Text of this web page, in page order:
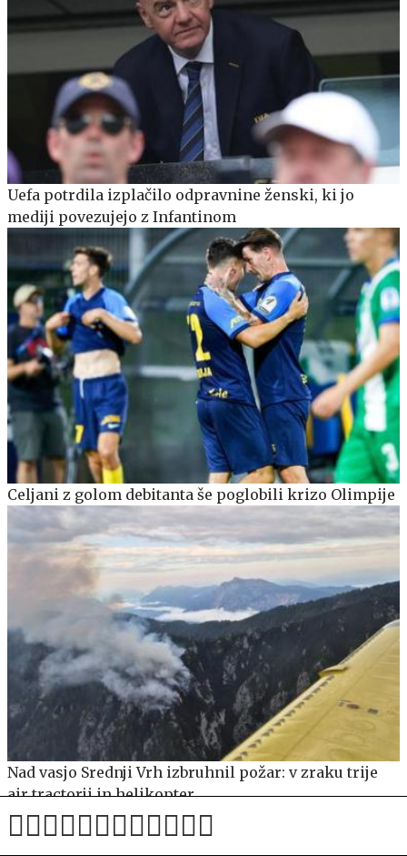
Uefa potrdila izplačilo odpravnine ženski, ki jo
mediji povezujejo z Infantinom
Celjani z golom debitanta še poglobili krizo Olimpije
Nad vasjo Srednji Vrh izbruhnil požar: v zraku trije
air tractorji in helikopter